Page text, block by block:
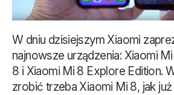
W dniu dzisiejszym Xiaomi
najnowsze urządzenia: Xiaomi
8 i Xiaomi Mi 8 Explore Edition.
zrobić trzeba Xiaomi Mi 8, jak